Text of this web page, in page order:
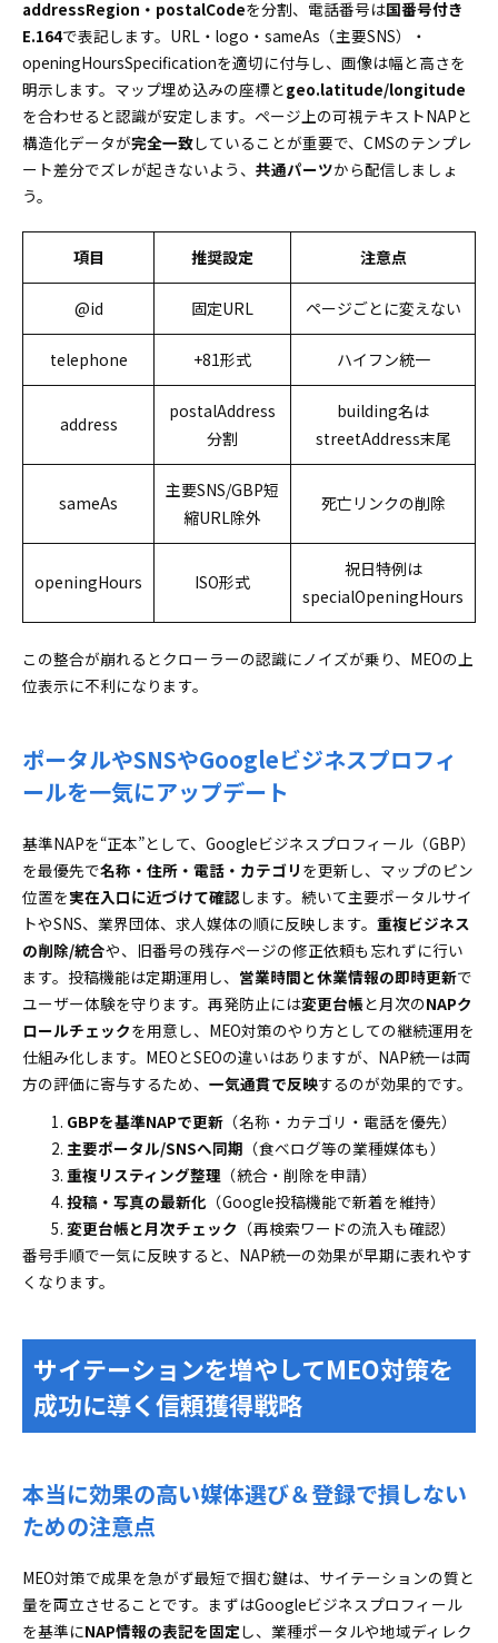
addressRegion・postalCodeを分割、電話番号は国番号付き
E.164で表記します。URL・logo・sameAs（主要SNS）・
openingHoursSpecificationを適切に付与し、画像は幅と高さを
明示します。マップ埋め込みの座標とgeo.latitude/longitude
を合わせると認識が安定します。ページ上の可視テキストNAPと
構造化データが完全一致していることが重要で、CMSのテンプレ
ート差分でズレが起きないよう、 共通パーツから配信しましょ
う。
項目 推奨設定 注意点
@id 固定URL ページごとに変えない
telephone +81形式 ハイフン統一
address
postalAddress
分割
building名は
streetAddress末尾
sameAs
主要SNS/GBP短
縮URL除外
死亡リンクの削除
openingHours ISO形式
祝日特例は
specialOpeningHours
この整合が崩れるとクローラーの認識にノイズが乗り、MEOの上
位表示に不利になります。
ポータルやSNSやGoogleビジネスプロフィ
ールを一気にアップデート
基準NAPを“正本”として、Googleビジネスプロフィール（GBP）
を最優先で名称・住所・電話・カテゴリ を更新し、マップのピン
位置を実在入口に近づけて確認します。続いて主要ポータルサイ
トやSNS、業界団体、求人媒体の順に反映します。 重複ビジネス
の削除/統合や、旧番号の残存ページの修正依頼も忘れずに行い
ます。投稿機能は定期運用し、 営業時間と休業情報の即時更新で
ユーザー体験を守ります。再発防止には変更台帳と月次のNAPク
ロールチェックを用意し、MEO対策のやり方としての継続運用を
仕組み化します。MEOとSEOの違いはありますが、NAP統一は両
方の評価に寄与するため、 一気通貫で反映するのが効果的です。
GBPを基準NAPで更新 （名称・カテゴリ・電話を優先）
主要ポータル/SNSへ同期 （食べログ等の業種媒体も）
重複リスティング整理 （統合・削除を申請）
投稿・写真の最新化 （Google投稿機能で新着を維持）
変更台帳と月次チェック （再検索ワードの流入も確認）
番号手順で一気に反映すると、NAP統一の効果が早期に表れやす
くなります。
サイテーションを増やしてMEO対策を
成功に導く信頼獲得戦略
本当に効果の高い媒体選び＆登録で損しない
ための注意点
MEO対策で成果を急がず最短で掴む鍵は、サイテーションの質と
量を両立させることです。まずはGoogleビジネスプロフィール
を基準にNAP情報の表記を固定し、業種ポータルや地域ディレク